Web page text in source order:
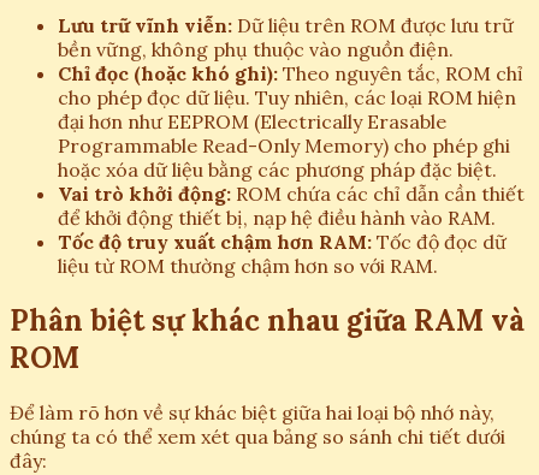
Lưu trữ vĩnh viễn: Dữ liệu trên ROM được lưu trữ
bền vững, không phụ thuộc vào nguồn điện.
Chỉ đọc (hoặc khó ghi): Theo nguyên tắc, ROM chỉ
cho phép đọc dữ liệu. Tuy nhiên, các loại ROM hiện
đại hơn như EEPROM (Electrically Erasable
Programmable Read-Only Memory) cho phép ghi
hoặc xóa dữ liệu bằng các phương pháp đặc biệt.
Vai trò khởi động: ROM chứa các chỉ dẫn cần thiết
để khởi động thiết bị, nạp hệ điều hành vào RAM.
Tốc độ truy xuất chậm hơn RAM: Tốc độ đọc dữ
liệu từ ROM thường chậm hơn so với RAM.
Phân biệt sự khác nhau giữa RAM và
ROM
Để làm rõ hơn về sự khác biệt giữa hai loại bộ nhớ này,
chúng ta có thể xem xét qua bảng so sánh chi tiết dưới
đây: